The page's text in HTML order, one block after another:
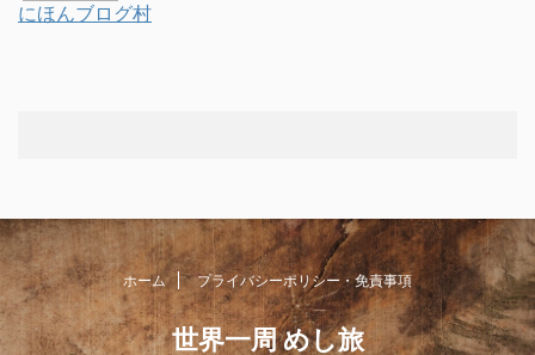
にほんブログ村
ホーム プライバシーポリシー・免責事項
世界一周 めし旅